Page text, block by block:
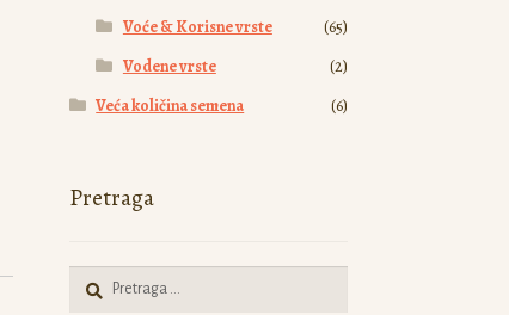
Voće & Korisne vrste
(65)
Vodene vrste
(2)
Veća količina semena
(6)
Pretraga
Pretraga